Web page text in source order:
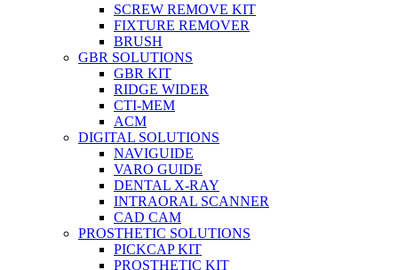
SCREW REMOVE KIT
FIXTURE REMOVER
BRUSH​
GBR SOLUTIONS
GBR KIT
RIDGE WIDER
CTI-MEM
ACM
DIGITAL SOLUTIONS
NAVIGUIDE
VARO GUIDE
DENTAL X-RAY
INTRAORAL SCANNER
CAD CAM
PROSTHETIC SOLUTIONS
PICKCAP KIT
PROSTHETIC KIT